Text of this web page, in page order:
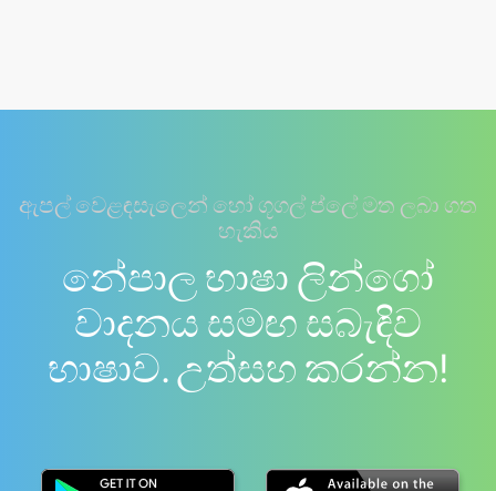
ඇපල් වෙළඳසැලෙන් හෝ ගූගල් ප්ලේ මත ලබා ගත
හැකිය
නේපාල භාෂා ලින්ගෝ
වාදනය සමඟ සබැඳිව
භාෂාව. උත්සහ කරන්න!